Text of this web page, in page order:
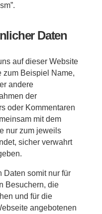
Daten
auf dieser Website
zum Beispiel Name,
andere
der
oder Kommentaren
mit dem
nur zum jeweils
sicher verwahrt
Daten somit nur für
Besuchern, die
und für die
angebotenen